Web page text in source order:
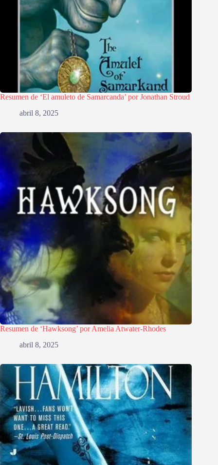
Resumen de ‘El amuleto de Samarcanda’ por Jonathan Stroud
abril 8, 2025
Resumen de ‘Hawksong’ por Amelia Atwater-Rhodes
abril 8, 2025